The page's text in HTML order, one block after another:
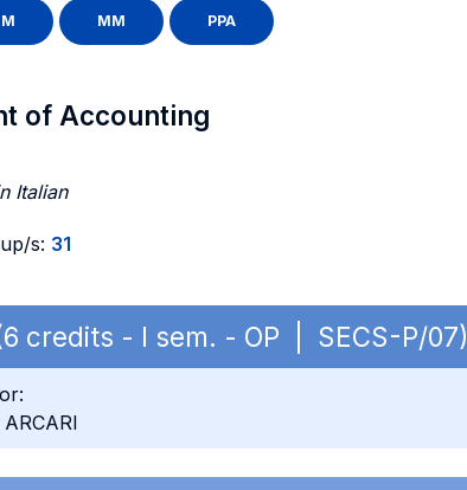
M MM PPA
of Accounting
Italian
s: 31
credits - I sem. - OP | SECS-P/07)